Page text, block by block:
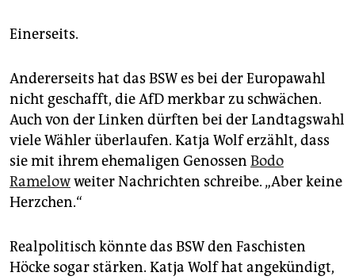
Einerseits.
Andererseits hat das BSW es bei der Europawahl
nicht geschafft, die AfD merkbar zu schwächen.
Auch von der Linken dürften bei der Landtagswahl
viele Wähler überlaufen. Katja Wolf erzählt, dass
sie mit ihrem ehemaligen Genossen Bodo
Ramelowweiter Nachrichten schreibe. „Aber keine
Herzchen.“
Realpolitisch könnte das BSW den Faschisten
Höcke sogar stärken. Katja Wolf hat angekündigt,